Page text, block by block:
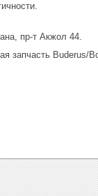
пр-т Акжол 44.
запчасть